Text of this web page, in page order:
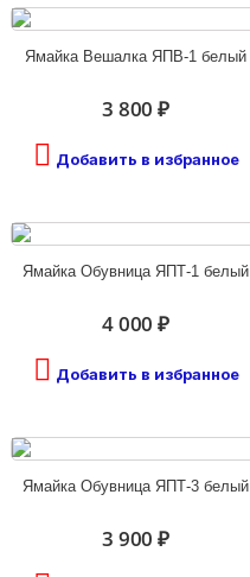
Ямайка Вешалка ЯПВ-1 белый
3 800 ₽
Добавить в избранное
Ямайка Обувница ЯПТ-1 белый
4 000 ₽
Добавить в избранное
Ямайка Обувница ЯПТ-3 белый
3 900 ₽